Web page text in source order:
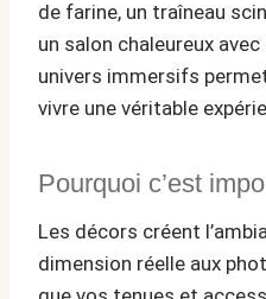
de farine, un traîneau
un salon chaleureux
univers immersifs
vivre une véritable
Pourquoi c’est
Les décors créent
dimension réelle aux